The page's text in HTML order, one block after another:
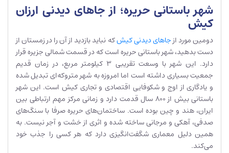
شهر باستانی حریره؛ از جاهای دیدنی ارزان
کیش
دومین مورد ازجاهای دیدنی کیشکه نباید بازدید از آن را در زمستان از
دست بدهید، شهر باستانی حریره است که در قسمت شمالی جزیره قرار
دارد. این شهر با وسعت تقریبی 3 کیلومتر مربع، در زمان قدیم
جمعیت بسیاری داشته است اما امروزه به شهر متروکه‌ای تبدیل شده
و یادگاری از اوج و شکوفایی اقتصادی و تجاری کیش است. این شهر
باستانی بیش از 800 سال قدمت دارد و زمانی مرکز مهم ارتباطی بین
ایران، هند و چین بوده است. ساختمان‌های حریره صرفا با سنگ‌های
صدفی، آهکی و مرجانی ساخته شده و اثری از خشت و آجر نیست. به
همین دلیل معماری شگفت‌انگیزی دارد که هر کسی را جذب خود
می‌کند.